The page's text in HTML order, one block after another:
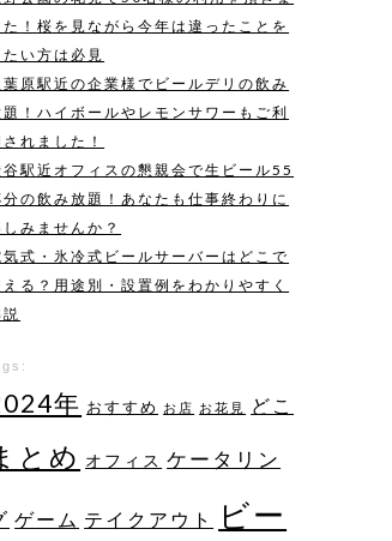
た！桜を見ながら今年は違ったことを
たい方は必見
葉原駅近の企業様でビールデリの飲み
題！ハイボールやレモンサワーもご利
されました！
谷駅近オフィスの懇親会で生ビール55
分の飲み放題！あなたも仕事終わりに
しみませんか？
気式・氷冷式ビールサーバーはどこで
える？用途別・設置例をわかりやすく
年 おすすめ お店 お花見 どこ
とめ オフィス ケータリン
ゲーム テイクアウト
ビー